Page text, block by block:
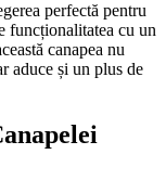
perfectă pentru
funcționalitatea cu un
canapea nu
aduce și un plus de